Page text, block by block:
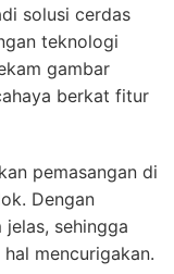
solusi cerdas
teknologi
gambar
berkat fitur
pemasangan di
Dengan
sehingga
mencurigakan.